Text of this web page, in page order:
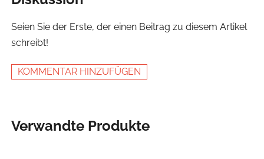
Seien Sie der Erste, der einen Beitrag zu diesem Artikel
schreibt!
KOMMENTAR HINZUFÜGEN
Verwandte Produkte